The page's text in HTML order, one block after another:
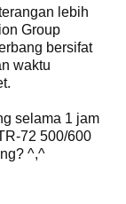
lebih
Group
bersifat
waktu
selama 1 jam
72 500/600
^,^